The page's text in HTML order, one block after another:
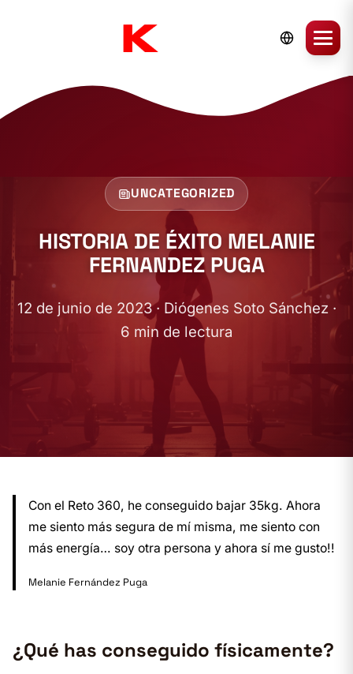
UNCATEGORIZED
HISTORIA DE ÉXITO MELANIE
FERNANDEZ PUGA
12 de junio de 2023 · Diógenes Soto Sánchez ·
6 min de lectura
Con el Reto 360, he conseguido bajar 35kg. Ahora
me siento más segura de mí misma, me siento con
más energía… soy otra persona y ahora sí me gusto!!
Melanie Fernández Puga
¿Qué has conseguido físicamente?